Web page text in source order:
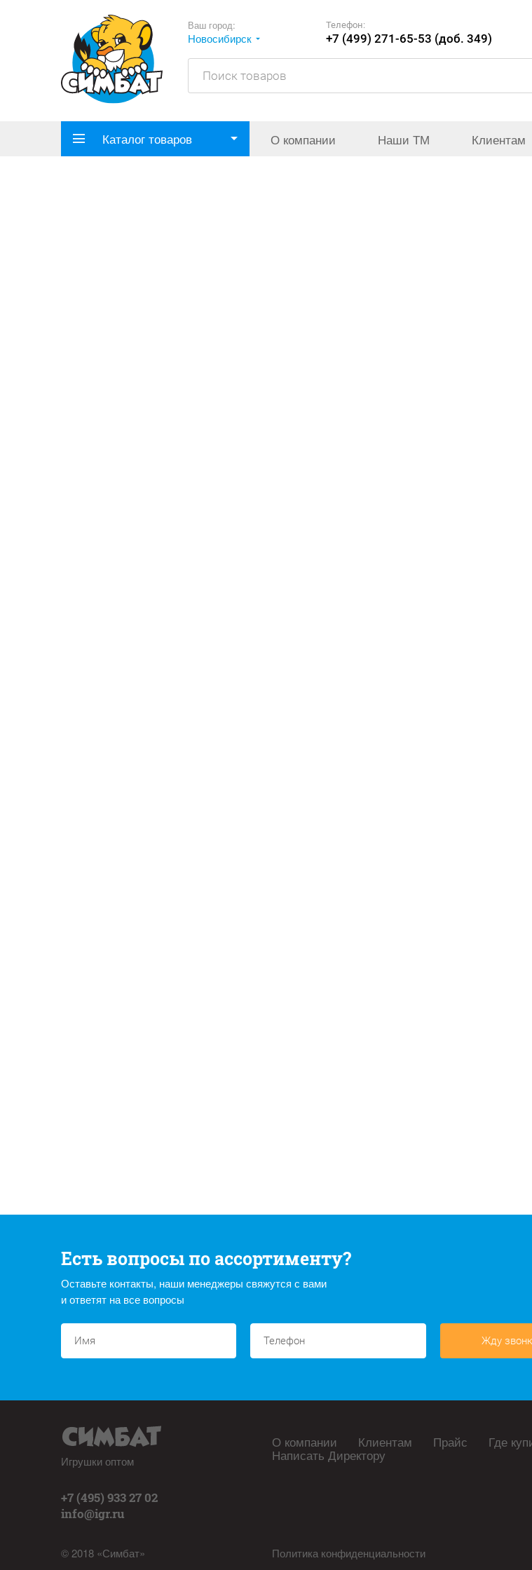
Ваш город:
Новосибирск
Телефон:
+7 (499) 271-65-53 (доб. 349)
Каталог товаров О компании Наши ТМ Клиентам
Есть вопросы по ассортименту?
Оставьте контакты, наши менеджеры свяжутся с вами
и ответят на все вопросы
Жду
Игрушки оптом
+7 (495) 933 27 02
info@igr.ru
© 2018 «Симбат»
О компании Клиентам Прайс Где
Написать Директору
Политика конфиденциальности